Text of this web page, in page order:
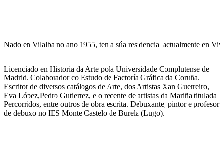
Nado en Vilalba no ano 1955, ten a súa residencia actualmente en
Licenciado en Historia da Arte pola Universidade Complutense de
Madrid. Colaborador co Estudo de Factoría Gráfica da Coruña.
Escritor de diversos catálogos de Arte, dos Artistas Xan Guerreiro,
Eva López,Pedro Gutierrez, e o recente de artistas da Mariña titulada
Percorridos, entre outros de obra escrita. Debuxante, pintor e profesor
de debuxo no IES Monte Castelo de Burela (Lugo).